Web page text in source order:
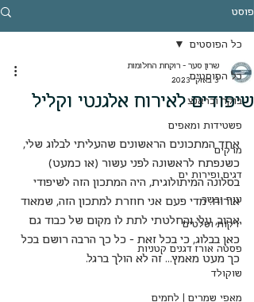
פוסט
כל הפוסטים
בוקר ובראנצ
פשטידות ומאפים
מרקים
דגים ופירות ים
עוף ובשר
ירקות וסלטים
פסטה אורז דגנים קטניות
שוקולד
מאפי שמרים | לחמים
כל הפוסטים
שיפודים לאירוח אלגנטי וקליל
שרון סער - רוקחת החלומות
3 באוק׳ 2023
אחד המתכונים הראשונים שהעליתי לבלוג שלי,
כשנפתח לראשונה לפני עשור (או כמעט)
בסלונה המיתולוגית, היה המתכון הזה לשיפודי
אירוח. מדי פעם אני חוזרת למתכון הזה, שמאוד
אהוב, עלי והחלטתי לתת לו מקום של כבוד גם
כאן בבלוג, כי בכל זאת - כל כך הרבה רושם בכל
כך מעט מאמץ... זה לא הולך ברגל.